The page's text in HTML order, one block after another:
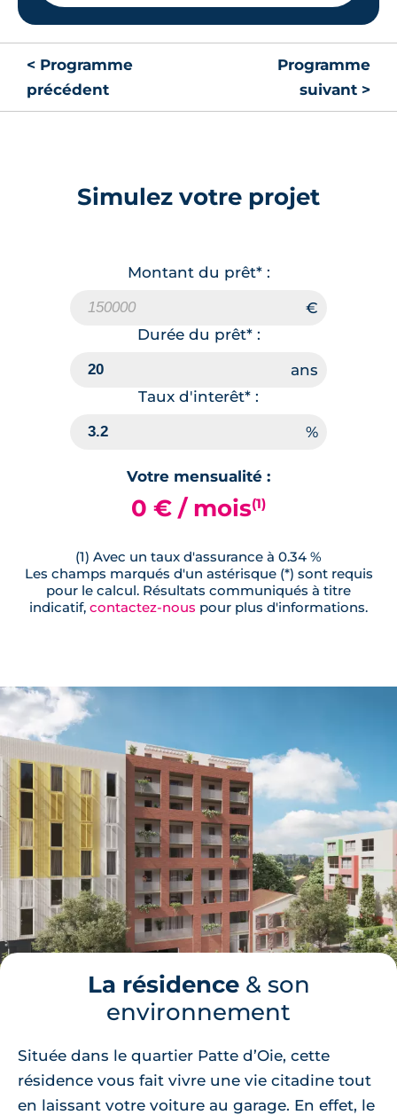
< Programme
précédent
Programme
suivant >
Simulez votre projet
Montant du prêt* :
Durée du prêt* :
Taux d'interêt* :
Votre mensualité :
0 € / mois(1)
(1) Avec un taux d'assurance à 0.34 %
Les champs marqués d'un astérisque (*) sont requis
pour le calcul. Résultats communiqués à titre
indicatif, contactez-nous pour plus d'informations.
La résidence& son
environnement
Située dans le quartier Patte d’Oie, cette
résidence vous fait vivre une vie citadine tout
en laissant votre voiture au garage. En effet, le